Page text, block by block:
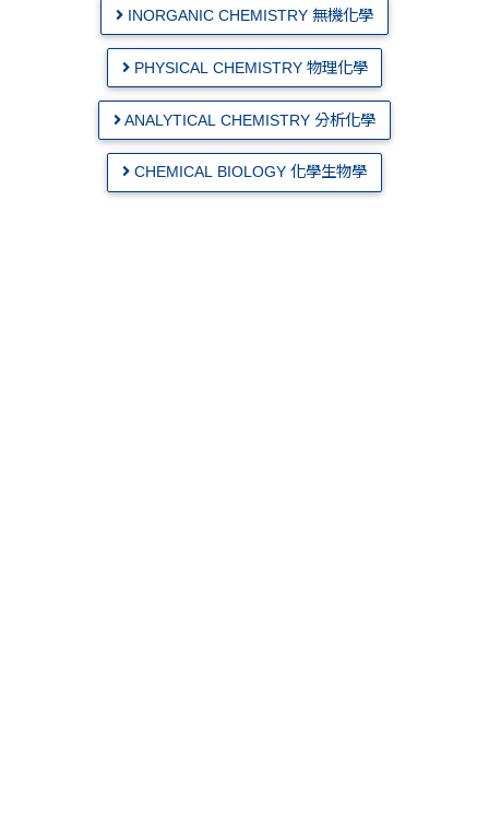
INORGANIC CHEMISTRY 無機化學
PHYSICAL CHEMISTRY 物理化學
ANALYTICAL CHEMISTRY 分析化學
CHEMICAL BIOLOGY 化學生物學